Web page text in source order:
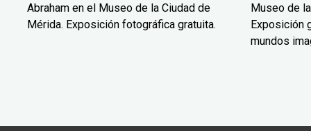
Abraham en el Museo de la Ciudad de
Mérida. Exposición fotográfica gratuita.
Museo de
Exposición
mundos